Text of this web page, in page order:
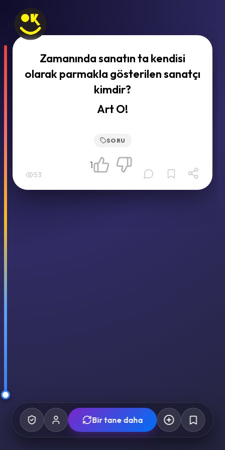
Zamanında sanatın ta kendisi
olarak parmakla gösterilen sanatçı
kimdir?
Art O!
SORU
53
1
Bir tane daha